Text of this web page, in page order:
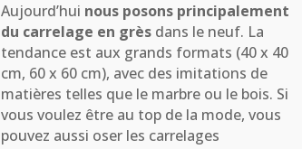
Aujourd’hui nous posons principalement
du carrelage en grèsdans le neuf. La
tendance est aux grands formats (40 x 40
cm, 60 x 60 cm), avec des imitations de
matières telles que le marbre ou le bois. Si
vous voulez être au top de la mode, vous
pouvez aussi oser les carrelages